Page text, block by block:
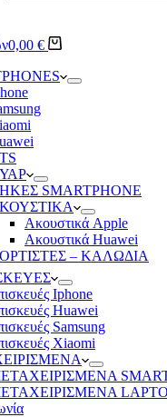
0,00 €
SMARTPHONE
Ακουστικά Apple
Ακουστικά Huawei
– ΚΑΛΩΔΙΑ
Iphone
Huawei
Samsung
Xiaomi